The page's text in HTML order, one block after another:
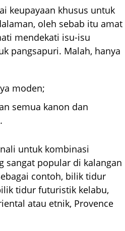
keupayaan khusus untuk
oleh sebab itu amat
mendekati isu-isu
pangsapuri. Malah, hanya
moden;
semua kanon dan
untuk kombinasi
sangat popular di kalangan
contoh, bilik tidur
tidur futuristik kelabu,
atau etnik, Provence